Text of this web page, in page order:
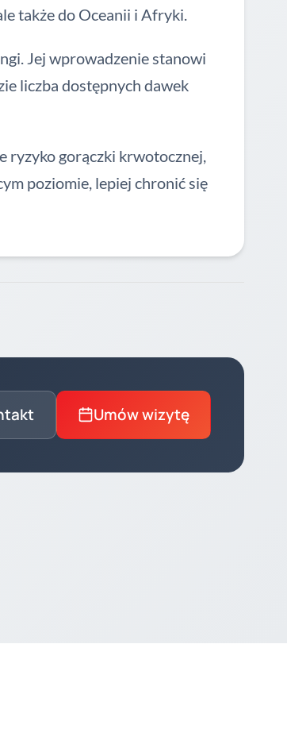
także do Oceanii i Afryki.
Jej wprowadzenie stanowi
liczba dostępnych dawek
ryzyko gorączki krwotocznej,
poziomie, lepiej chronić się
Umów wizytę